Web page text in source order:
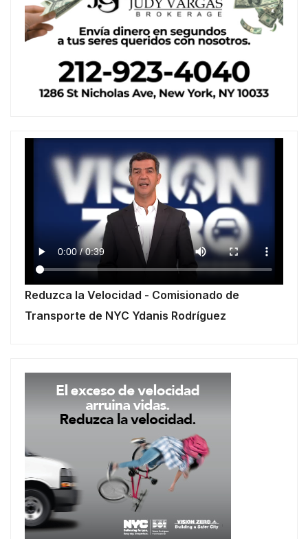
Reduzca la Velocidad - Comisionado de
Transporte de NYC Ydanis Rodríguez